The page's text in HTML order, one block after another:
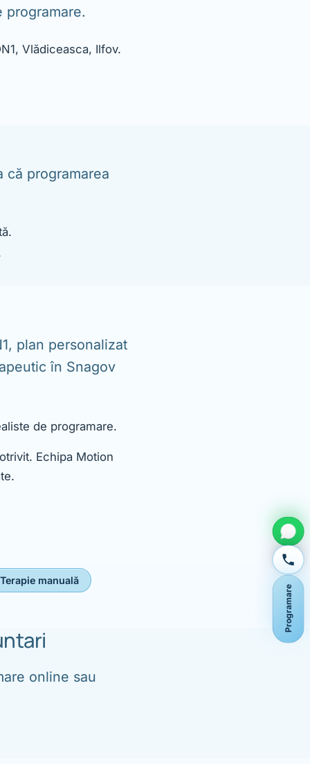
Vlădiceasca, Ilfov.
că programarea
plan personalizat
în Snagov
de programare.
Echipa Motion
Terapie manuală
online sau
Programare